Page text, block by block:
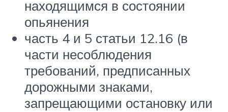
находящимся в состоянии
опьянения
часть 4 и 5 статьи 12.16 (в
части несоблюдения
требований, предписанных
дорожными знаками,
запрещающими остановку или